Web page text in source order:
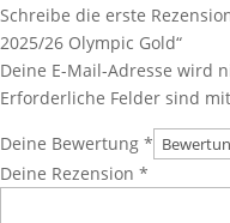
Schreibe die erste
2025/26 Olympic Gold“
Deine E-Mail-Adresse wird
Erforderliche Felder sind mit
Deine Bewertung *
Deine Rezension *